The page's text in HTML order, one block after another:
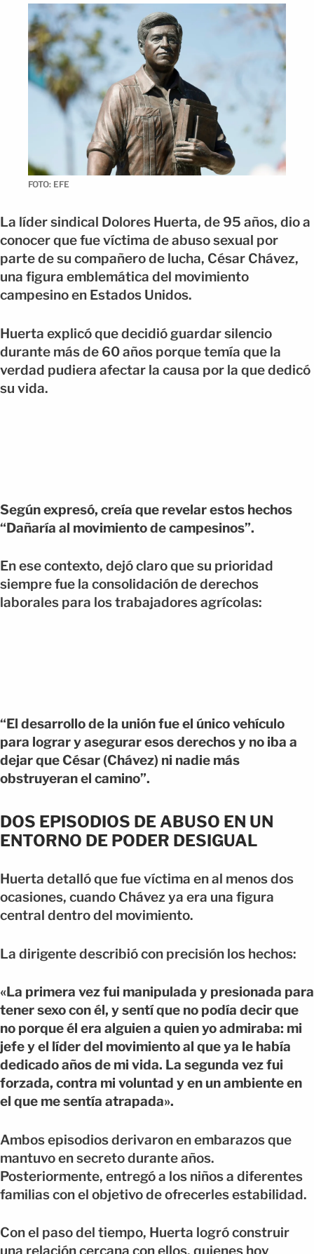
FOTO: EFE
La líder sindical Dolores Huerta, de 95 años, dio a
conocer que fue víctima de abuso sexual por
parte de su compañero de lucha, César Chávez,
una figura emblemática del movimiento
campesino en Estados Unidos.
Huerta explicó que decidió guardar silencio
durante más de 60 años porque temía que la
verdad pudiera afectar la causa por la que dedicó
su vida.
Según expresó, creía que revelar estos hechos
“Dañaría al movimiento de campesinos”.
En ese contexto, dejó claro que su prioridad
siempre fue la consolidación de derechos
laborales para los trabajadores agrícolas:
“El desarrollo de la unión fue el único vehículo
para lograr y asegurar esos derechos y no iba a
dejar que César (Chávez) ni nadie más
obstruyeran el camino”.
DOS EPISODIOS DE ABUSO EN UN
ENTORNO DE PODER DESIGUAL
Huerta detalló que fue víctima en al menos dos
ocasiones, cuando Chávez ya era una figura
central dentro del movimiento.
La dirigente describió con precisión los hechos:
«La primera vez fui manipulada y presionada para
tener sexo con él, y sentí que no podía decir que
no porque él era alguien a quien yo admiraba: mi
jefe y el líder del movimiento al que ya le había
dedicado años de mi vida. La segunda vez fui
forzada, contra mi voluntad y en un ambiente en
el que me sentía atrapada».
Ambos episodios derivaron en embarazos que
mantuvo en secreto durante años.
Posteriormente, entregó a los niños a diferentes
familias con el objetivo de ofrecerles estabilidad.
Con el paso del tiempo, Huerta logró construir